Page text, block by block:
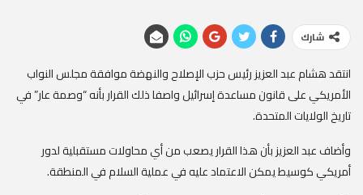
شارك
انتقد هشام عبد العزيز رئيس حزب الإصلاح والنهضة موافقة مجلس النواب
الأمريكي على قانون مساعدة إسرائيل واصفا ذلك القرار بأنه “وصمة عار” في
تاريخ الولايات المتحدة.
وأضاف عبد العزيز بأن هذا القرار يصعب من أي محاولات مستقبلية لدور
أمريكي كوسيط يمكن الاعتماد عليه في عملية السلام في المنطقة.